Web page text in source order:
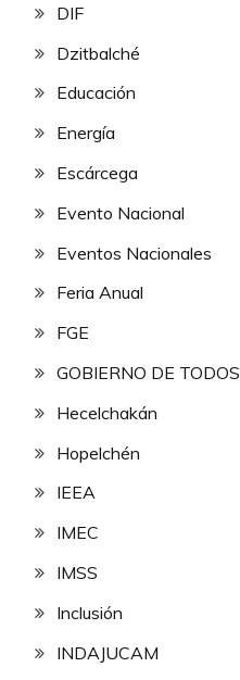
DIF
Dzitbalché
Educación
Energía
Escárcega
Evento Nacional
Eventos Nacionales
Feria Anual
FGE
GOBIERNO DE TODOS
Hecelchakán
Hopelchén
IEEA
IMEC
IMSS
Inclusión
INDAJUCAM